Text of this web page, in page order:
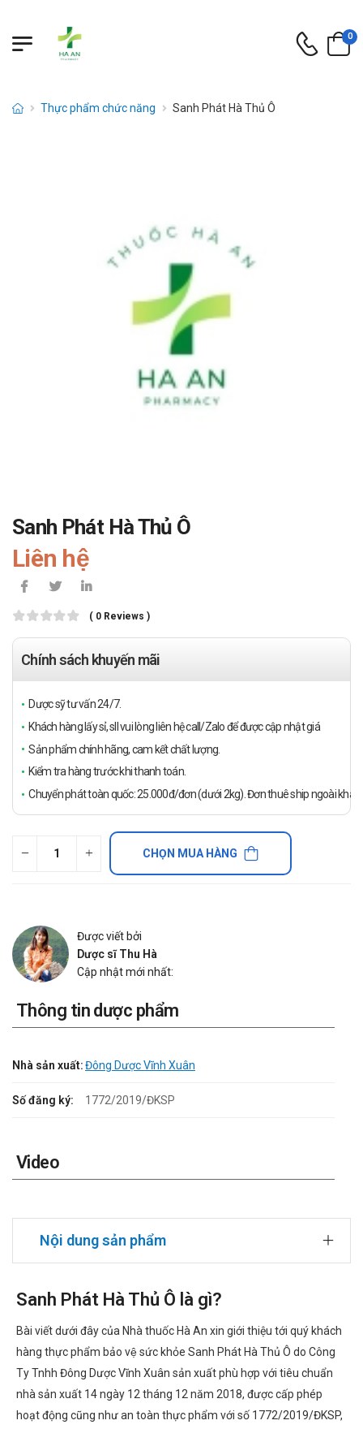
0
Thực phẩm chức năng Sanh Phát Hà Thủ Ô
Sanh Phát Hà Thủ Ô
Liên hệ
( 0 Reviews )
Chính sách khuyến mãi
Dược sỹ tư vấn 24/7.
Khách hàng lấy sỉ, sll vui lòng liên hệ call/Zalo để được cập nhật giá
Sản phẩm chính hãng, cam kết chất lượng.
Kiểm tra hàng trước khi thanh toán.
Chuyển phát toàn quốc: 25.000đ/đơn (dưới 2kg). Đơn thuê ship ngoài
CHỌN MUA HÀNG
Được viết bởi
Dược sĩ Thu Hà
Cập nhật mới nhất:
Thông tin dược phẩm
Nhà sản xuất:Đông Dược Vĩnh Xuân
Số đăng ký: 1772/2019/ĐKSP
Video
Nội dung sản phẩm
Sanh Phát Hà Thủ Ô là gì?
Bài viết dưới đây của Nhà thuốc Hà An xin giới thiệu tới quý khách
hàng thực phẩm bảo vệ sức khỏe Sanh Phát Hà Thủ Ô do Công
Ty Tnhh Đông Dược Vĩnh Xuân sản xuất phù hợp với tiêu chuẩn
nhà sản xuất 14 ngày 12 tháng 12 năm 2018, được cấp phép
hoạt động cũng như an toàn thực phẩm với số 1772/2019/ĐKSP,